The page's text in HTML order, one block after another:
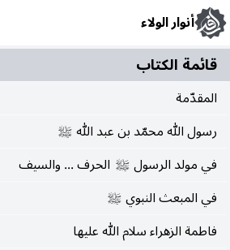
أنوار الولاء
قائمة الکتاب
المقدّمة
رسول الله محمّد بن عبد الله صلى‌الله‌عليه‌وآله
في مولد الرسول صلى‌الله‌عليه‌وآله الحرف ... والسيف
في المبعث النبوي صلى‌الله‌عليه‌وآله
فاطمة الزهراء سلام الله عليها
سيّدي قد كتبتَ
بالدم نهجاً